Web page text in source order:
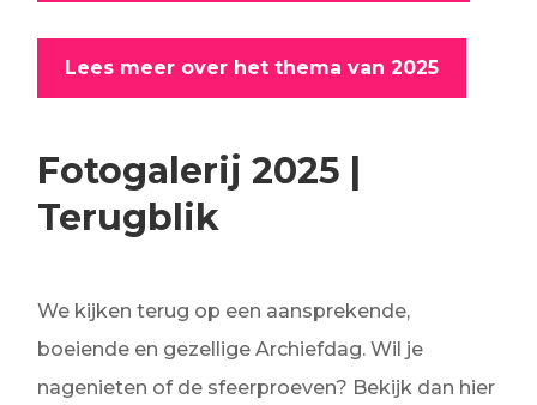
Lees meer over het thema van 2025
Fotogalerij 2025 |
Terugblik
We kijken terug op een aansprekende,
boeiende en gezellige Archiefdag. Wil je
nagenieten of de sfeerproeven? Bekijk dan hier